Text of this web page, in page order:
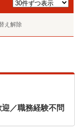
え解除
／職務経験不問